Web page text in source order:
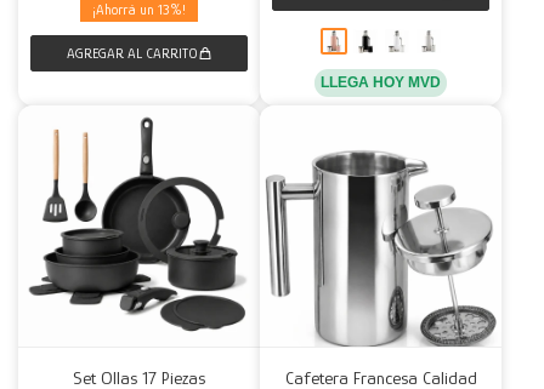
13
LLEGA HOY MVD
Set Ollas 17 Piezas
Cafetera Francesa Calidad